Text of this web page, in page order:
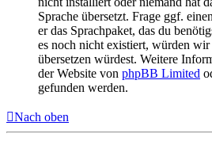
Sprache übersetzt. Frage ggf.
er das Sprachpaket, das du
es noch nicht existiert, würden
übersetzen würdest. Weitere
der Website von phpBB Limited
gefunden werden.
Nach oben